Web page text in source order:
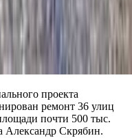
проекта
ремонт 36 улиц
почти 500 тыс.
Александр Скрябин.